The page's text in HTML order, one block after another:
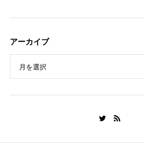
アーカイブ
月を選択